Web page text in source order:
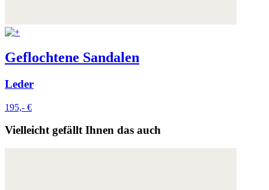
Geflochtene Sandalen
Leder
195,- €
Vielleicht gefällt Ihnen das auch